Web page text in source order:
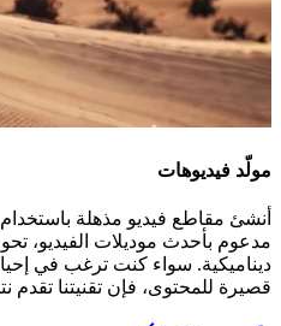
مولّد فيديوهات
أنشئ مقاطع فيديو مذهلة
مدعوم بأحدث موديلات الفيديو،
ديناميكية. سواء كنت ترغب في
قصيرة للمحتوى، فإن تقنيتنا تقدم